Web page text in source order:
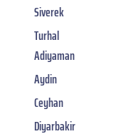
Siverek
Turhal
Adiyaman
Aydin
Ceyhan
Diyarbakir